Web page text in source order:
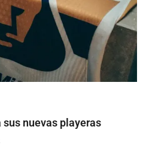
sus nuevas playeras